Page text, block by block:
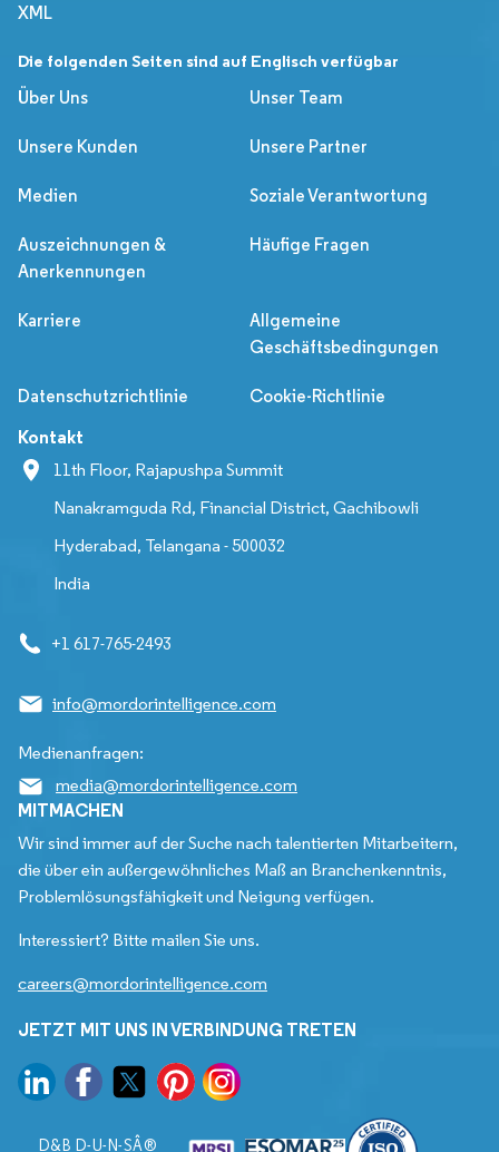
XML
Die folgenden Seiten sind auf Englisch verfügbar
Über Uns
Unser Team
Unsere Kunden Unsere Partner
Medien Soziale Verantwortung
Auszeichnungen &
Anerkennungen
Häufige Fragen
Karriere
Allgemeine
Geschäftsbedingungen
Datenschutzrichtlinie Cookie-Richtlinie
Kontakt
11th Floor, Rajapushpa Summit
Nanakramguda Rd, Financial District, Gachibowli
Hyderabad, Telangana - 500032
India
+1 617-765-2493
info@mordorintelligence.com
Medienanfragen:
media@mordorintelligence.com
MITMACHEN
Wir sind immer auf der Suche nach talentierten Mitarbeitern,
die über ein außergewöhnliches Maß an Branchenkenntnis,
Problemlösungsfähigkeit und Neigung verfügen.
Interessiert? Bitte mailen Sie uns.
careers@mordorintelligence.com
JETZT MIT UNS IN VERBINDUNG TRETEN
D&B D-U-N-SÂ®